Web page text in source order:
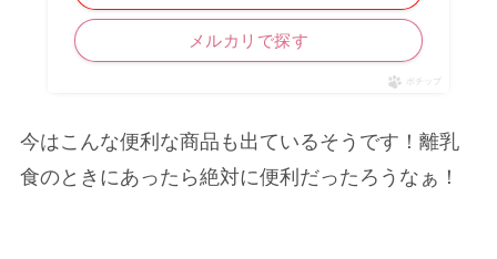
メルカリで探す
ポチップ
今はこんな便利な商品も出ているそうです！離乳
食のときにあったら絶対に便利だったろうなぁ！